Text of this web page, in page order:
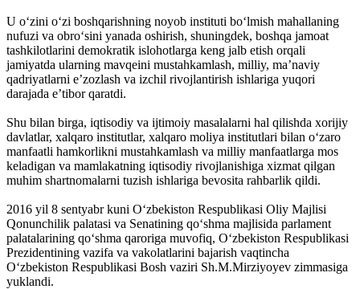
U o‘zini o‘zi boshqarishning noyob instituti bo‘lmish mahallaning
nufuzi va obro‘sini yanada oshirish, shuningdek, boshqa jamoat
tashkilotlarini demokratik islohotlarga keng jalb etish orqali
jamiyatda ularning mavqeini mustahkamlash, milliy, ma’naviy
qadriyatlarni e’zozlash va izchil rivojlantirish ishlariga yuqori
darajada e’tibor qaratdi.
Shu bilan birga, iqtisodiy va ijtimoiy masalalarni hal qilishda xorijiy
davlatlar, xalqaro institutlar, xalqaro moliya institutlari bilan o‘zaro
manfaatli hamkorlikni mustahkamlash va milliy manfaatlarga mos
keladigan va mamlakatning iqtisodiy rivojlanishiga xizmat qilgan
muhim shartnomalarni tuzish ishlariga bevosita rahbarlik qildi.
2016 yil 8 sentyabr kuni O‘zbekiston Respublikasi Oliy Majlisi
Qonunchilik palatasi va Senatining qo‘shma majlisida parlament
palatalarining qo‘shma qaroriga muvofiq, O‘zbekiston Respublikasi
Prezidentining vazifa va vakolatlarini bajarish vaqtincha
O‘zbekiston Respublikasi Bosh vaziri Sh.M.Mirziyoyev zimmasiga
yuklandi.